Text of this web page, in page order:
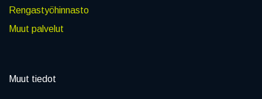
Rengastyöhinnasto
Muut palvelut
Muut tiedot